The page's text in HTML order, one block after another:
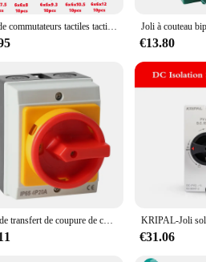
ensuring that you can manage your
this interrupteur is a smart
any scenario, from home automation to
Kit de commutateurs tactiles tactiles, 10 modèles, 6x6, 100 pièces, Micro interrupteurs DIP 4P, hauteur: 4.1, 5 ~ 12MM
€13.80
Joli de transfert de coupure de courant étanche, isolateur de charge AC, interrupteur de déconnexion, 3P, 4P, 16A, 20A, 230-440V, IP65
€31.06